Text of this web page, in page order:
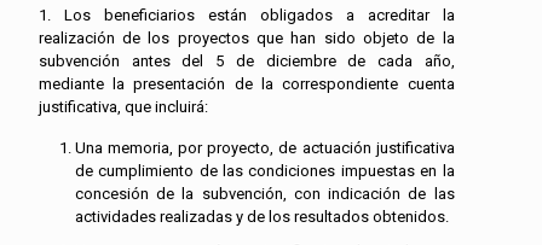
1. Los beneficiarios están obligados a acreditar la
realización de los proyectos que han sido objeto de la
subvención antes del 5 de diciembre de cada año,
mediante la presentación de la correspondiente cuenta
justificativa, que incluirá:
Una memoria, por proyecto, de actuación justificativa
de cumplimiento de las condiciones impuestas en la
concesión de la subvención, con indicación de las
actividades realizadas y de los resultados obtenidos.